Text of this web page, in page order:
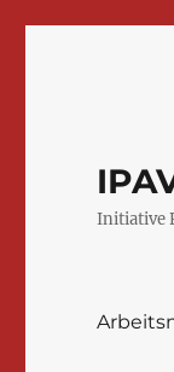
Initiative